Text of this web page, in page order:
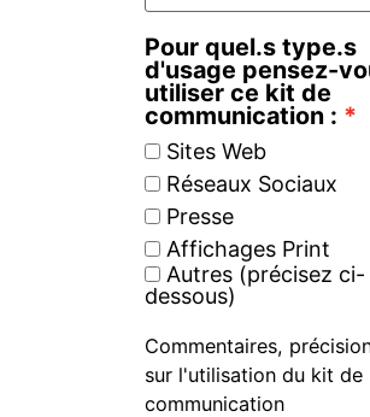
Pour quel.s type.s
d'usage pensez-
utiliser ce kit de
communication :
Sites Web
Réseaux Sociaux
Presse
Affichages Print
Autres (précisez ci-
dessous)
Commentaires,
sur l'utilisation du kit de
communication